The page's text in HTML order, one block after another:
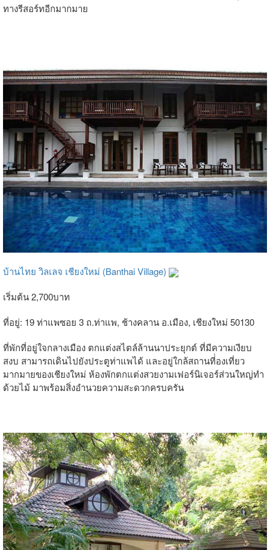
ทางรีสอร์ทอีกมากมาย
บ้านไทย วิลเลจ เชียงใหม่ (Banthai Village)
เริ่มต้น 2,700บาท
ที่อยู่: 19 ท่าแพซอย 3 ถ.ท่าแพ, ช้างคลาน อ.เมือง, เชียงใหม่ 50130
ที่พักที่อยู่ใจกลางเมือง ตกแต่งสไตล์ล้านนาประยุกต์ ที่มีความเงียบ
สงบ สามารถเดินไปยังประตูท่าแพได้ และอยู่ใกล้สถานที่่องเที่ยว
มากมายของเชียงใหม่ ห้องพักตกแต่งสวยงามเฟอร์นิเจอร์ส่วนใหญ่ทำ
ด้วยไม้ มาพร้อมสิ่งอำนวยความสะดวกครบครัน